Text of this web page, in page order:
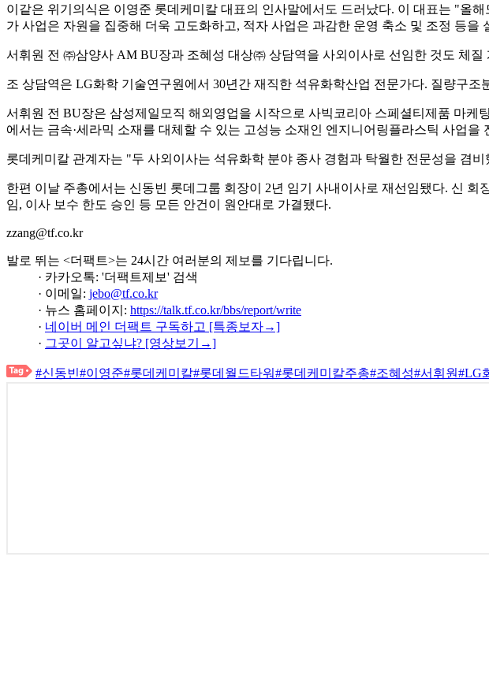
이같은 위기의식은 이영준 롯데케미칼 대표의 인사말에서도 드러났다. 이 대표는 "올
가 사업은 자원을 집중해 더욱 고도화하고, 적자 사업은 과감한 운영 축소 및 조정 등
서휘원 전 ㈜삼양사 AM BU장과 조혜성 대상㈜ 상담역을 사외이사로 선임한 것도 체
조 상담역은 LG화학 기술연구원에서 30년간 재직한 석유화학산업 전문가다. 질량구
서휘원 전 BU장은 삼성제일모직 해외영업을 시작으로 사빅코리아 스페셜티제품 마
에서는 금속·세라믹 소재를 대체할 수 있는 고성능 소재인 엔지니어링플라스틱 사업을
롯데케미칼 관계자는 "두 사외이사는 석유화학 분야 종사 경험과 탁월한 전문성을 겸
한편 이날 주총에서는 신동빈 롯데그룹 회장이 2년 임기 사내이사로 재선임됐다. 신
임, 이사 보수 한도 승인 등 모든 안건이 원안대로 가결됐다.
zzang@tf.co.kr
발로 뛰는 <더팩트>는 24시간 여러분의 제보를 기다립니다.
· 카카오톡: '더팩트제보' 검색
· 이메일: jebo@tf.co.kr
· 뉴스 홈페이지: https://talk.tf.co.kr/bbs/report/write
· 네이버 메인 더팩트 구독하고 [특종보자→]
· 그곳이 알고싶냐? [영상보기→]
#신동빈#이영준#롯데케미칼#롯데월드타워#롯데케미칼주총#조혜성#서휘원#LG